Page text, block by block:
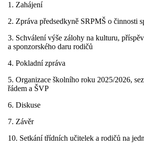
1. Zahájení
2. Zpráva předsedkyně SRPMŠ o činnosti
3. Schválení výše zálohy na kulturu,
a sponzorského daru rodičů
4. Pokladní zpráva
5. Organizace školního roku 2025/2026,
řádem a ŠVP
6. Diskuse
7. Závěr
10. Setkání třídních učitelek a rodičů na